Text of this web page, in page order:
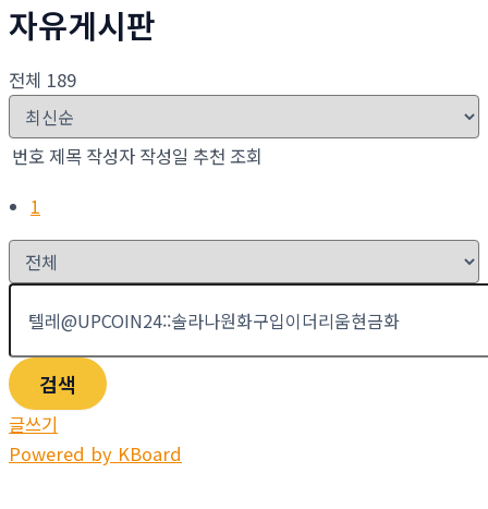
자유게시판
전체 189
번호제목 작성자 작성일 추천 조회
1
검색
글쓰기
Powered by KBoard